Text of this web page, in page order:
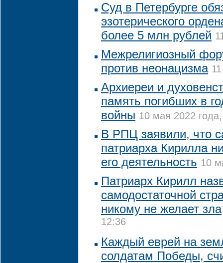
Суд в Петербурге
эзотерического
более 5 млн рублей
Межрелигиозный
против неонацизма
Архиереи и
память погибших в
войны 10 мая 2022
В РПЦ заявили, что
патриарха Кирилла
его деятельность 10
Патриарх Кирилл
самодостаточной
никому не желает зла
12:36
Каждый еврей на
солдатам Победы,